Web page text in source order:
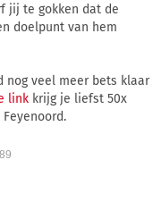
jij te gokken dat de
doelpunt van hem
nog veel meer bets klaar
link krijg je liefst 50x